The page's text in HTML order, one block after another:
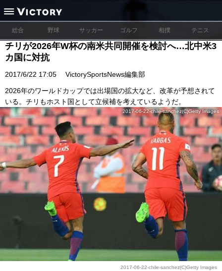
総合 野球 サッカー ゴルフ 相撲 テニス
チリが2026年W杯の南米共同開催を検討へ…北中米3
カ国に対抗
2017/6/22 17:05 VictorySportsNews編集部
2026年のワールドカップでは出場国の拡大など、改革が予想されて
いる。チリもホスト国として立候補を考えているようだ。
2017-06-22-chile-sanchez(C)Getty Images
2017-06-22-chile-sanchez(C)Getty Images